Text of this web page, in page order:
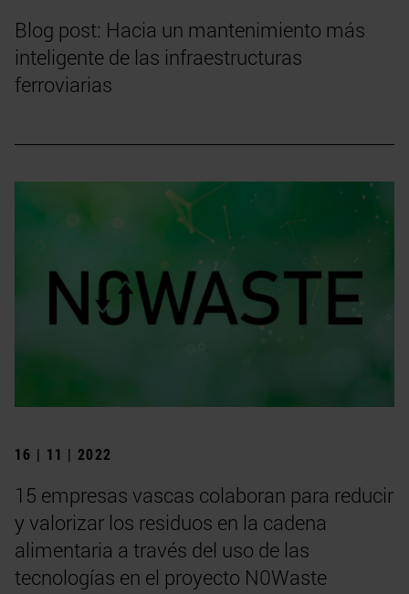
Blog post: Hacia un mantenimiento más
inteligente de las infraestructuras
ferroviarias
16 | 11 | 2022
15 empresas vascas colaboran para reducir
y valorizar los residuos en la cadena
alimentaria a través del uso de las
tecnologías en el proyecto N0Waste